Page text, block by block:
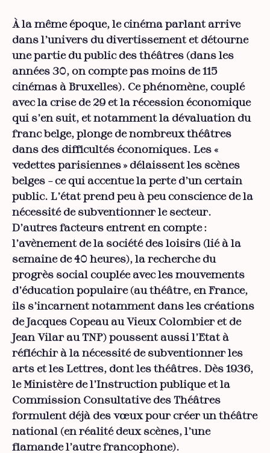
À la même époque, le cinéma parlant arrive
dans l’univers du divertissement et détourne
une partie du public des théâtres (dans les
années 30, on compte pas moins de 115
cinémas à Bruxelles). Ce phénomène, couplé
avec la crise de 29 et la récession économique
qui s’en suit, et notamment la dévaluation du
franc belge, plonge de nombreux théâtres
dans des difficultés économiques. Les «
vedettes parisiennes » délaissent les scènes
belges – ce qui accentue la perte d’un certain
public. L’état prend peu à peu conscience de la
nécessité de subventionner le secteur.
D’autres facteurs entrent en compte :
l’avènement de la société des loisirs (lié à la
semaine de 40 heures), la recherche du
progrès social couplée avec les mouvements
d’éducation populaire (au théâtre, en France,
ils s’incarnent notamment dans les créations
de Jacques Copeau au Vieux Colombier et de
Jean Vilar au TNP) poussent aussi l’Etat à
réfléchir à la nécessité de subventionner les
arts et les Lettres, dont les théâtres. Dès 1936,
le Ministère de l’Instruction publique et la
Commission Consultative des Théâtres
formulent déjà des vœux pour créer un théâtre
national (en réalité deux scènes, l’une
flamande l’autre francophone).